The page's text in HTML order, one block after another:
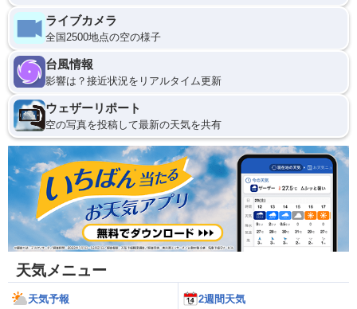
ライブカメラ
全国2500地点の空の様子
台風情報
影響は？接近状況をリアルタイム更新
ウェザーリポート
空の写真を投稿して最新の天気を共有
天気メニュー
天気予報 2週間天気